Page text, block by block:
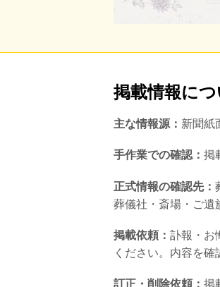
掲載情報につ
主な情報源： 新聞紙
手作業での確認： 掲
正式情報の確認先：
葬儀社・斎場・ご遺
掲載依頼： 訃報・お
ください。内容を確
訂正・削除依頼： 掲